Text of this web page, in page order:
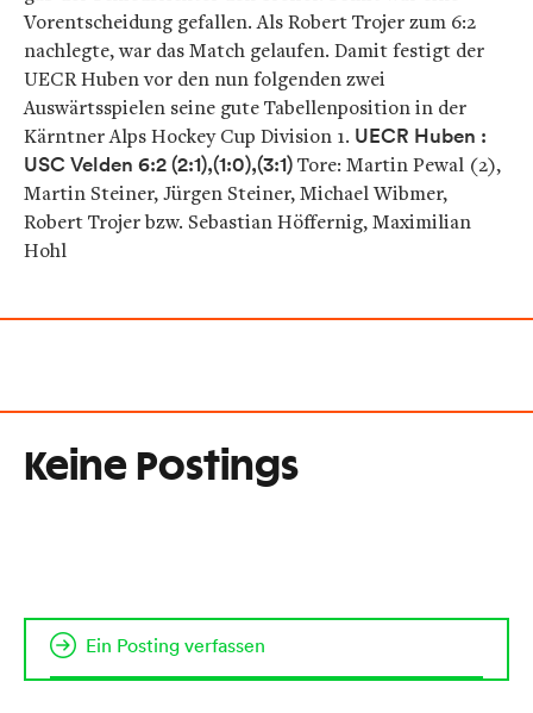
Vorentscheidung gefallen. Als Robert Trojer zum 6:2
nachlegte, war das Match gelaufen. Damit festigt der
UECR Huben vor den nun folgenden zwei
Auswärtsspielen seine gute Tabellenposition in der
Kärntner Alps Hockey Cup Division 1. UECR Huben :
USC Velden 6:2 (2:1),(1:0),(3:1)Tore: Martin Pewal (2),
Martin Steiner, Jürgen Steiner, Michael Wibmer,
Robert Trojer bzw. Sebastian Höffernig, Maximilian
Hohl
Keine Postings
Ein Posting verfassen